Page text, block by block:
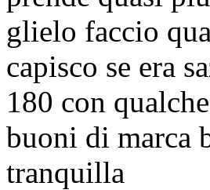
glielo faccio
capisco se era
180 con
buoni di marca
tranquilla